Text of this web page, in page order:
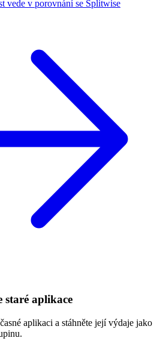
vede v porovnání se Splitwise
aplikace
aplikaci a stáhněte její výdaje jako